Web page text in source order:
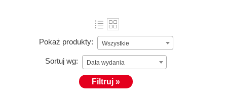
Pokaż produkty: Wszystkie
Sortuj wg: Data wydania
Filtruj »